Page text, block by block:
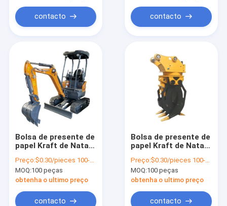
contacto contacto
Bolsa de presente de
papel Kraft de Natal
logotipo para a festa
de Natal
Preço:$0.30/pieces 100-1999 pieces
MOQ:100 peças
obtenha o ultimo preço
contacto
Bolsa de presente de
papel Kraft de Natal
logotipo para a festa
de Natal
Preço:$0.30/pieces 100-1999 pieces
MOQ:100 peças
obtenha o ultimo preço
contacto